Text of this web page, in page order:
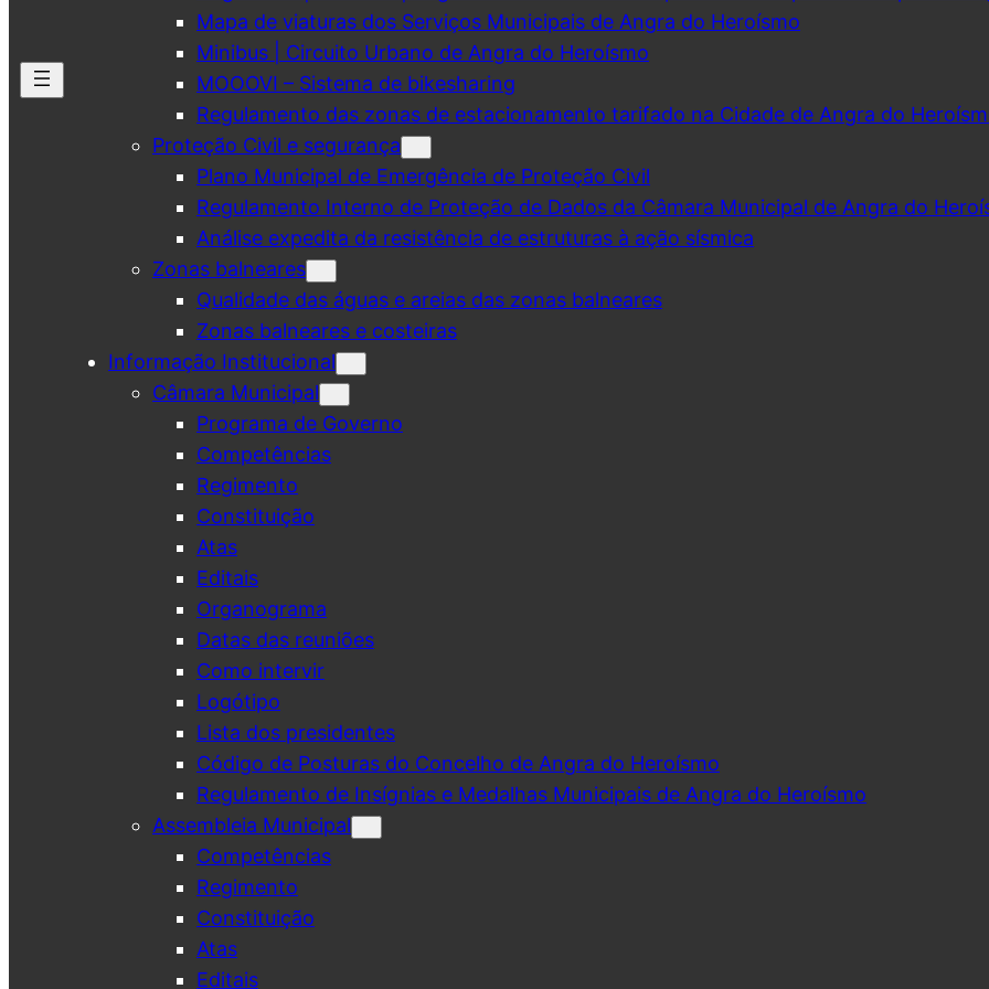
Mapa de viaturas dos Serviços Municipais de Angra do Heroísmo
Minibus | Circuito Urbano de Angra do Heroísmo
MOOOVI – Sistema de bikesharing
Regulamento das zonas de estacionamento tarifado na Cidade de Angra do
Proteção Civil e segurança
Plano Municipal de Emergência de Proteção Civil
Regulamento Interno de Proteção de Dados da Câmara Municipal de Angra do
Análise expedita da resistência de estruturas à ação sísmica
Zonas balneares
Qualidade das águas e areias das zonas balneares
Zonas balneares e costeiras
Informação Institucional
Câmara Municipal
Programa de Governo
Competências
Regimento
Constituição
Atas
Editais
Organograma
Datas das reuniões
Como intervir
Logótipo
Lista dos presidentes
Código de Posturas do Concelho de Angra do Heroísmo
Regulamento de Insígnias e Medalhas Municipais de Angra do Heroísmo
Assembleia Municipal
Competências
Regimento
Constituição
Atas
Editais